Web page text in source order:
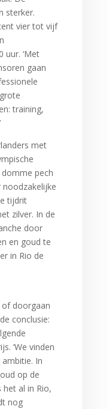
sterker.
vier tot vijf
uur. ‘Met
gaan
training,
met
pech
noodzakelijke
tijdrit
zilver. In de
door
en goud te
in Rio de
doorgaan
conclusie:
‘We vinden
In
op de
al in Rio,
nog